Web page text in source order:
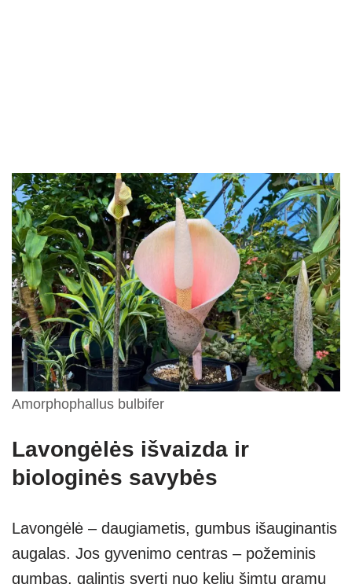
Amorphophallus bulbifer
Lavongėlės išvaizda ir
biologinės savybės
Lavongėlė – daugiametis, gumbus išauginantis
augalas. Jos gyvenimo centras – požeminis
gumbas, galintis sverti nuo kelių šimtų gramų